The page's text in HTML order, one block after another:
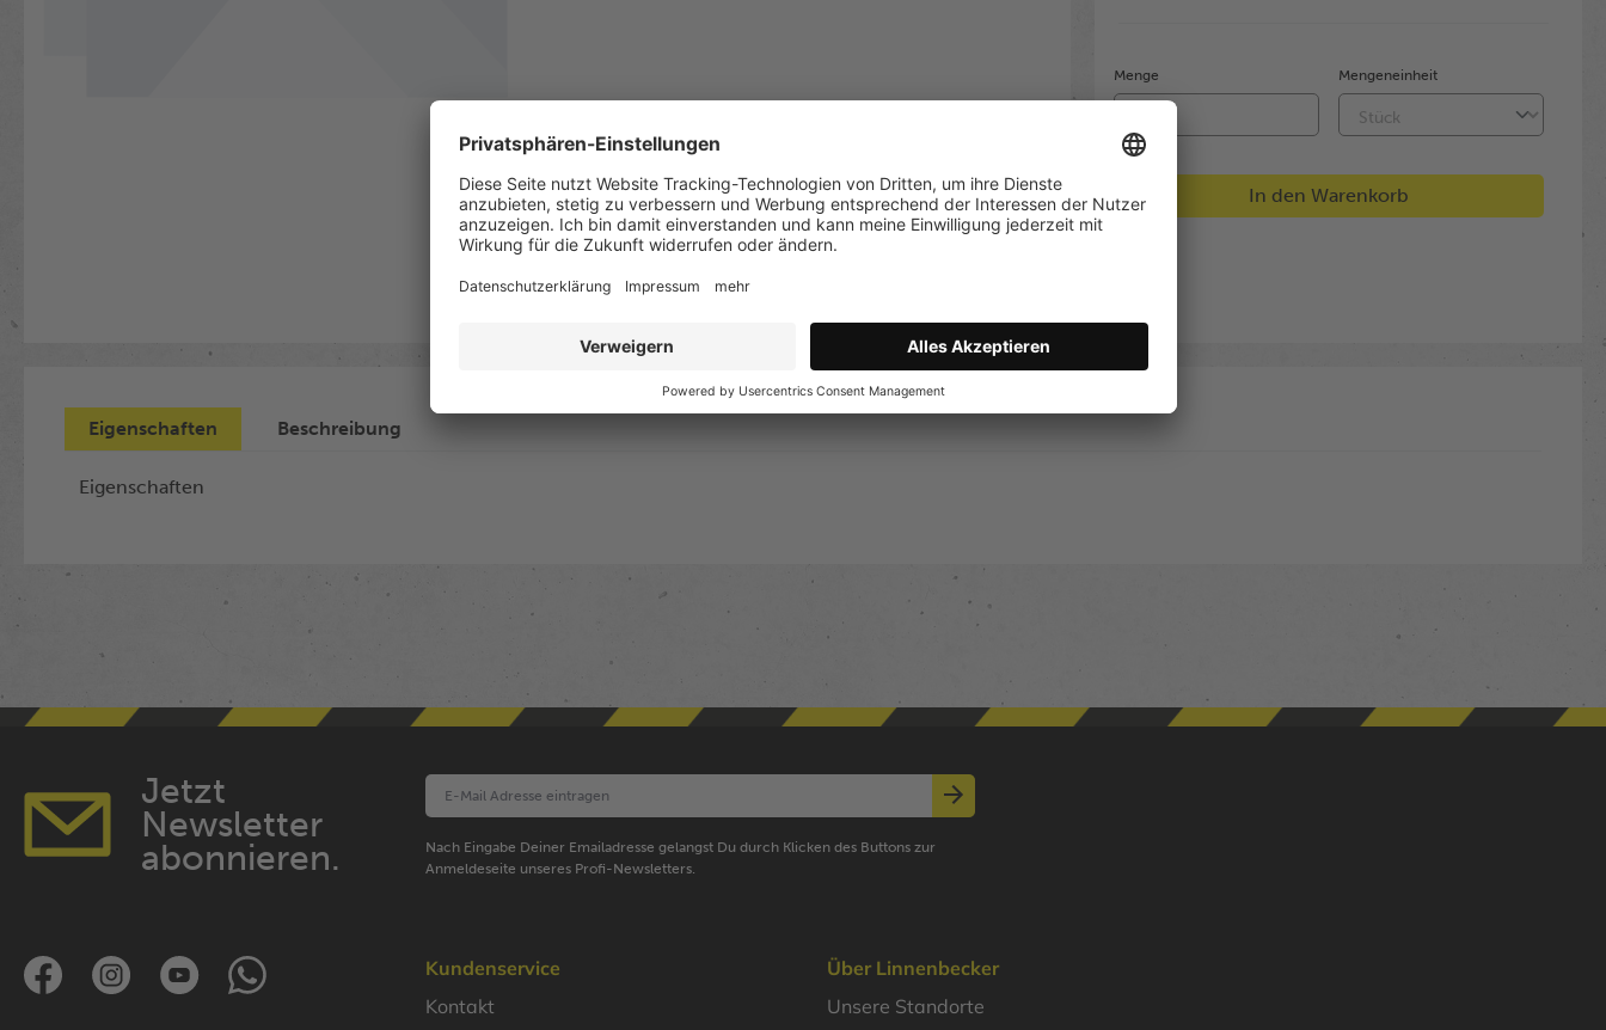
Menge Mengeneinheit
In den Warenkorb
Eigenschaften Beschreibung
Eigenschaften
Jetzt
Newsletter
abonnieren.
Nach Eingabe Deiner Emailadresse gelangst Du durch Klicken des Buttons zur
Anmeldeseite unseres Profi-Newsletters.
Kundenservice
Kontakt
Über Linnenbecker
Unsere Standorte